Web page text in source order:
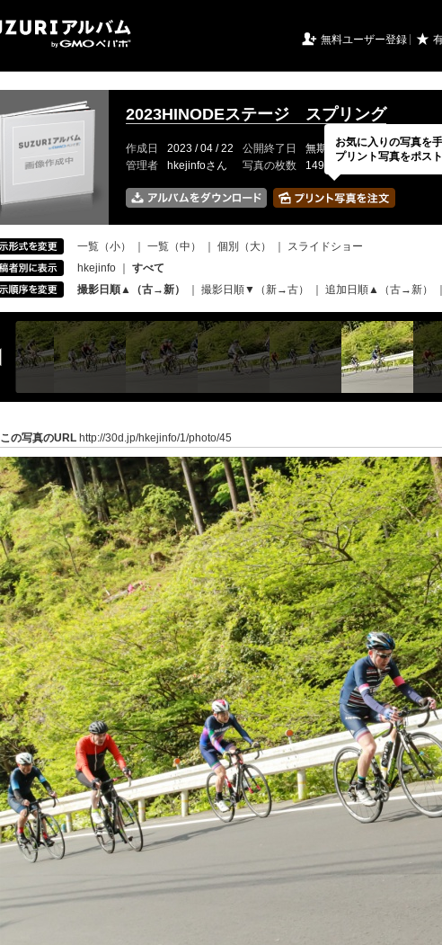
 無料ユーザー登録 ★
2023HINODEステージ スプリング
作成日 2023 / 04 / 22 公開終了日 無期限 イベントの
管理者
hkejinfoさん 写真の枚数 149 / 2000枚
一覧（小） 一覧（中） 個別（大）
スライドショー
hkejinfo
すべて
撮影日順▲（古→新）
撮影日順▼（新→古） 追加日順▲（古→新）
この写真のURL http://30d.jp/hkejinfo/1/photo/45
お気に入りの写真を
プリント写真をポス